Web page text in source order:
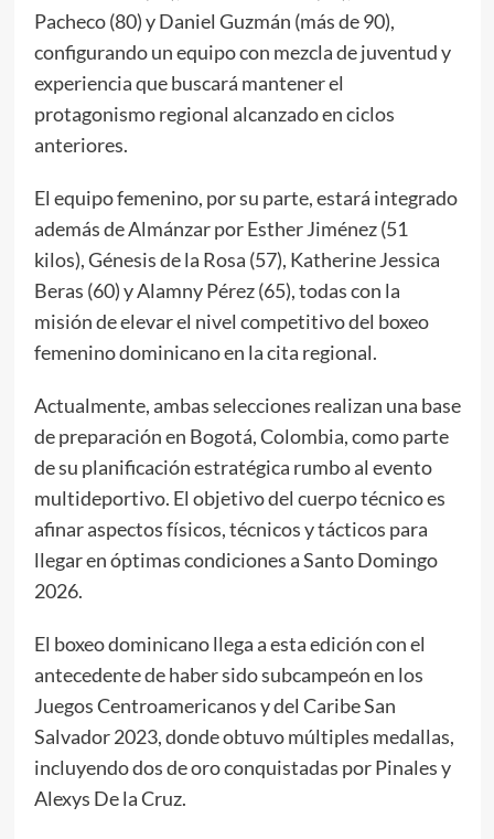
Pacheco (80) y Daniel Guzmán (más de 90),
configurando un equipo con mezcla de juventud y
experiencia que buscará mantener el
protagonismo regional alcanzado en ciclos
anteriores.
El equipo femenino, por su parte, estará integrado
además de Almánzar por Esther Jiménez (51
kilos), Génesis de la Rosa (57), Katherine Jessica
Beras (60) y Alamny Pérez (65), todas con la
misión de elevar el nivel competitivo del boxeo
femenino dominicano en la cita regional.
Actualmente, ambas selecciones realizan una base
de preparación en Bogotá, Colombia, como parte
de su planificación estratégica rumbo al evento
multideportivo. El objetivo del cuerpo técnico es
afinar aspectos físicos, técnicos y tácticos para
llegar en óptimas condiciones a Santo Domingo
2026.
El boxeo dominicano llega a esta edición con el
antecedente de haber sido subcampeón en los
Juegos Centroamericanos y del Caribe San
Salvador 2023, donde obtuvo múltiples medallas,
incluyendo dos de oro conquistadas por Pinales y
Alexys De la Cruz.